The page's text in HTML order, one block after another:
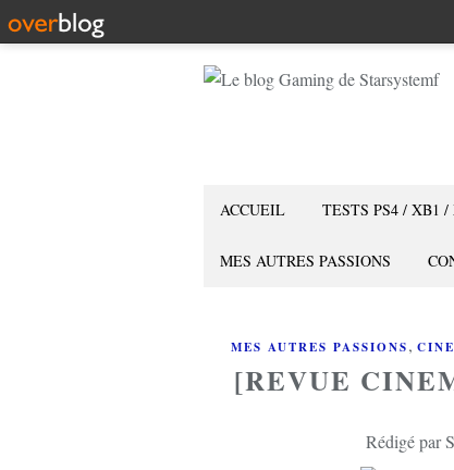
ACCUEIL TESTS PS4 / XB1
MES AUTRES PASSIONS
MES AUTRES PASSIONS,
[REVUE
Rédigé par